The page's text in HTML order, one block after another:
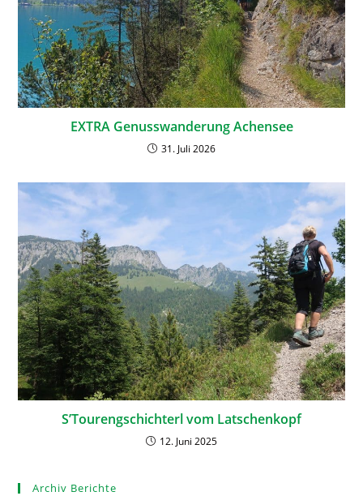
EXTRA Genusswanderung Achensee
31. Juli 2026
S’Tourengschichterl vom Latschenkopf
12. Juni 2025
Archiv Berichte